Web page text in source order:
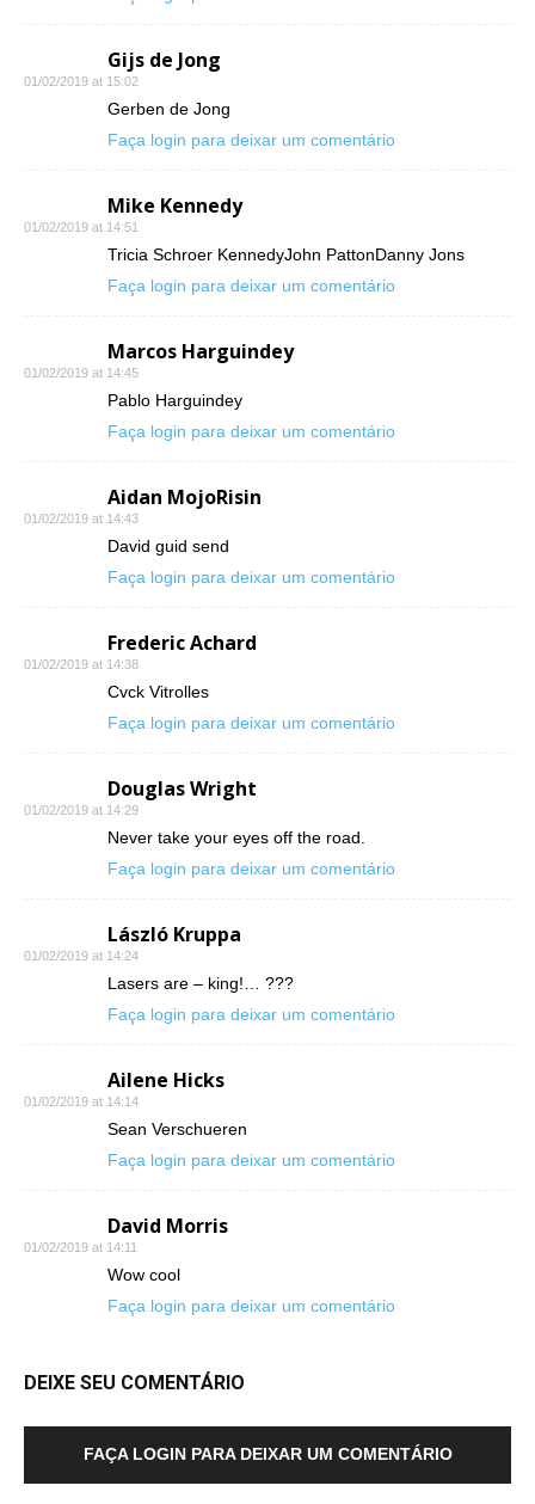
Gijs de Jong
01/02/2019 at 15:02
Gerben de Jong
Faça login para deixar um comentário
Mike Kennedy
01/02/2019 at 14:51
Tricia Schroer KennedyJohn PattonDanny Jons
Faça login para deixar um comentário
Marcos Harguindey
01/02/2019 at 14:45
Pablo Harguindey
Faça login para deixar um comentário
Aidan MojoRisin
01/02/2019 at 14:43
David guid send
Faça login para deixar um comentário
Frederic Achard
01/02/2019 at 14:38
Cvck Vitrolles
Faça login para deixar um comentário
Douglas Wright
01/02/2019 at 14:29
Never take your eyes off the road.
Faça login para deixar um comentário
László Kruppa
01/02/2019 at 14:24
Lasers are – king!… ???
Faça login para deixar um comentário
Ailene Hicks
01/02/2019 at 14:14
Sean Verschueren
Faça login para deixar um comentário
David Morris
01/02/2019 at 14:11
Wow cool
Faça login para deixar um comentário
DEIXE SEU COMENTÁRIO
FAÇA LOGIN PARA DEIXAR UM COMENTÁRIO